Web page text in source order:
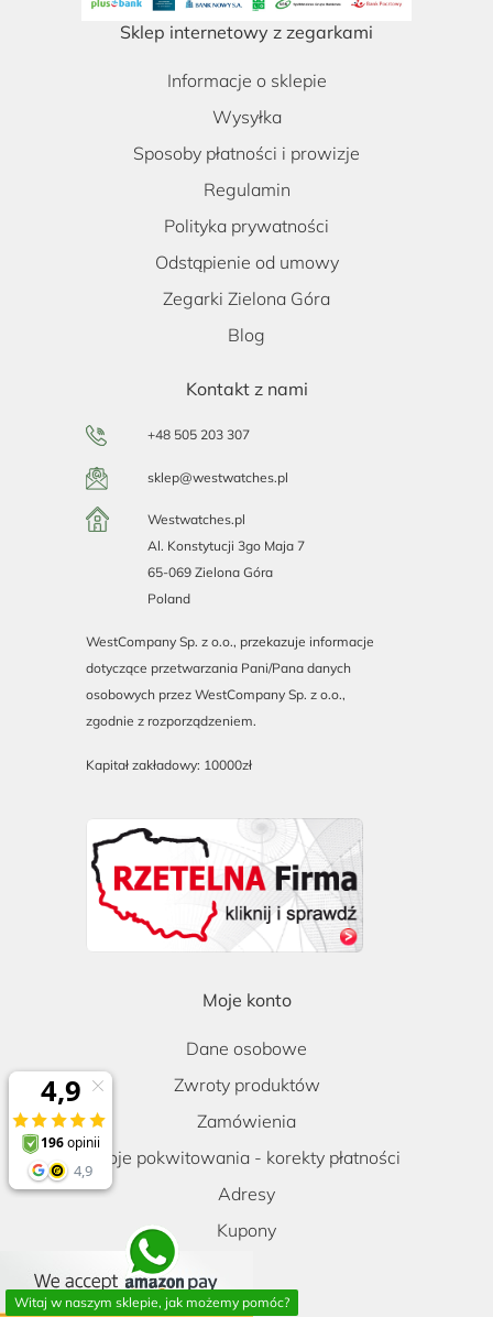
Sklep internetowy z zegarkami
Informacje o sklepie
Wysyłka
Sposoby płatności i prowizje
Regulamin
Polityka prywatności
Odstąpienie od umowy
Zegarki Zielona Góra
Blog
Kontakt z nami
+48 505 203 307
sklep@westwatches.pl
Westwatches.pl
Al. Konstytucji 3go Maja 7
65-069 Zielona Góra
Poland
WestCompany Sp. z o.o., przekazuje informacje
dotyczące przetwarzania Pani/Pana danych
osobowych przez WestCompany Sp. z o.o.,
zgodnie z rozporządzeniem.
Kapitał zakładowy: 10000zł
Moje konto
Dane osobowe
Zwroty produktów
Zamówienia
Moje pokwitowania - korekty płatności
Adresy
Kupony
Witaj w naszym sklepie, jak możemy pomóc?